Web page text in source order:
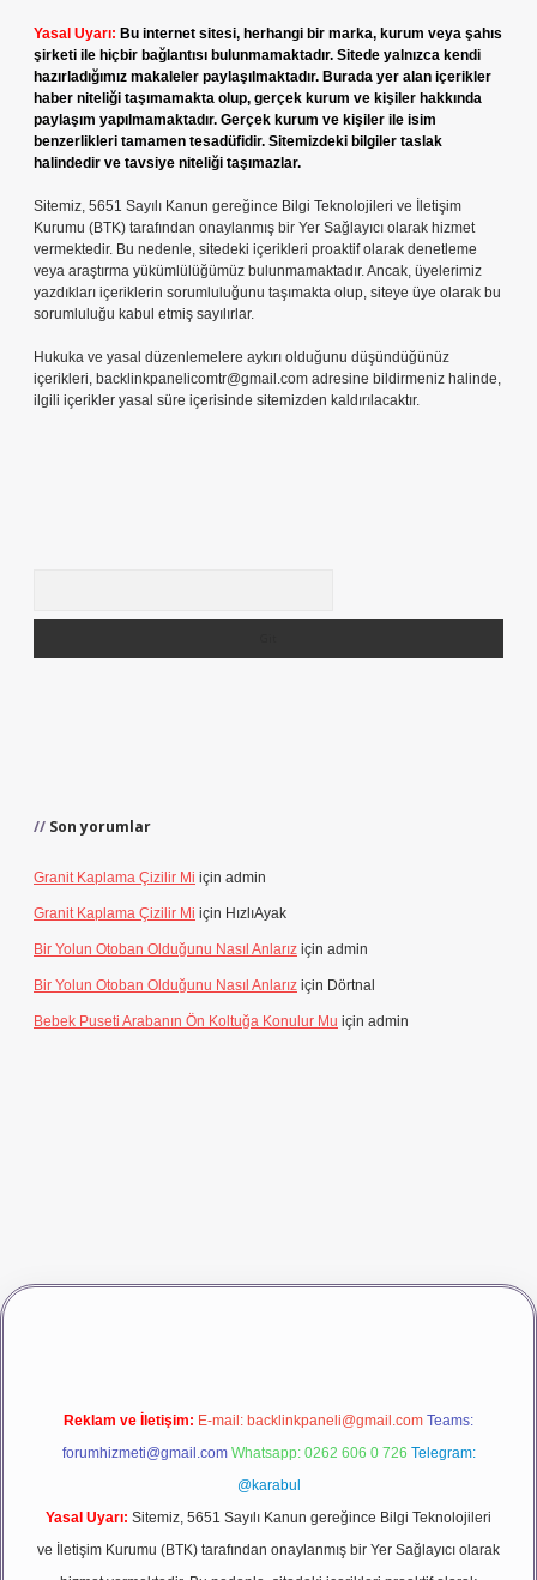
Yasal Uyarı: Bu internet sitesi, herhangi bir marka, kurum veya şahıs
şirketi ile hiçbir bağlantısı bulunmamaktadır. Sitede yalnızca kendi
hazırladığımız makaleler paylaşılmaktadır. Burada yer alan içerikler
haber niteliği taşımamakta olup, gerçek kurum ve kişiler hakkında
paylaşım yapılmamaktadır. Gerçek kurum ve kişiler ile isim
benzerlikleri tamamen tesadüfidir. Sitemizdeki bilgiler taslak
halindedir ve tavsiye niteliği taşımazlar.
Sitemiz, 5651 Sayılı Kanun gereğince Bilgi Teknolojileri ve İletişim
Kurumu (BTK) tarafından onaylanmış bir Yer Sağlayıcı olarak hizmet
vermektedir. Bu nedenle, sitedeki içerikleri proaktif olarak denetleme
veya araştırma yükümlülüğümüz bulunmamaktadır. Ancak, üyelerimiz
yazdıkları içeriklerin sorumluluğunu taşımakta olup, siteye üye olarak bu
sorumluluğu kabul etmiş sayılırlar.
Hukuka ve yasal düzenlemelere aykırı olduğunu düşündüğünüz
içerikleri, backlinkpanelicomtr@gmail.com adresine bildirmeniz halinde,
ilgili içerikler yasal süre içerisinde sitemizden kaldırılacaktır.
Son yorumlar
Granit Kaplama Çizilir Mi için admin
Granit Kaplama Çizilir Mi için HızlıAyak
Bir Yolun Otoban Olduğunu Nasıl Anlarız için admin
Bir Yolun Otoban Olduğunu Nasıl Anlarız için Dörtnal
Bebek Puseti Arabanın Ön Koltuğa Konulur Mu için admin
girişbetexper
Reklam ve İletişim: E-mail: backlinkpaneli@gmail.com Teams:
forumhizmeti@gmail.com Whatsapp: 0262 606 0 726 Telegram:
@karabul
Yasal Uyarı: Sitemiz, 5651 Sayılı Kanun gereğince Bilgi Teknolojileri
ve İletişim Kurumu (BTK) tarafından onaylanmış bir Yer Sağlayıcı olarak